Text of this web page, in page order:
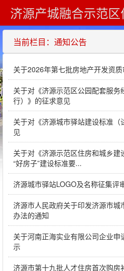
济源产城融合示范
您现在的位置：首页»通知公告
当前栏目：通知公告
关于2026年第七批房地产开发资
关于对《济源示范区公园配套服务
行）》的征求意见
关于对《济源城市驿站建设标准（
见
关于对《济源示范区住房和城乡建
“好房子”建设标准要...
济源城市驿站LOGO及名称征集评
济源市人民政府关于印发济源市城
办法的通知
关于河南正海实业有限公司企业申
示
济源市第十九批人才住房首次购房